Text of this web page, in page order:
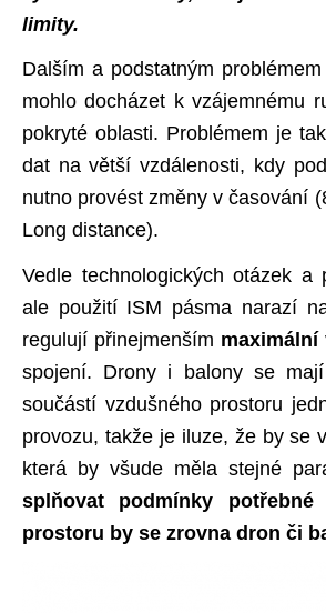
limity.
Dalším a podstatným
mohlo docházet k vzájemnému
pokryté oblasti. Problémem je
dat na větší vzdálenosti, kdy
nutno provést změny v časování
Long distance).
Vedle technologických otázek
ale použití ISM pásma narazí
regulují přinejmenším
spojení. Drony i balony se
součástí vzdušného prostoru
provozu, takže je iluze, že by se
která by všude měla stejné
splňovat podmínky
prostoru by se zrovna dron či